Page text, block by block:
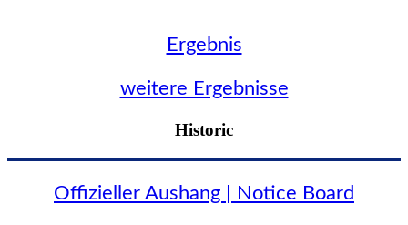
Ergebnis
weitere Ergebnisse
Historic
Offizieller Aushang | Notice Board